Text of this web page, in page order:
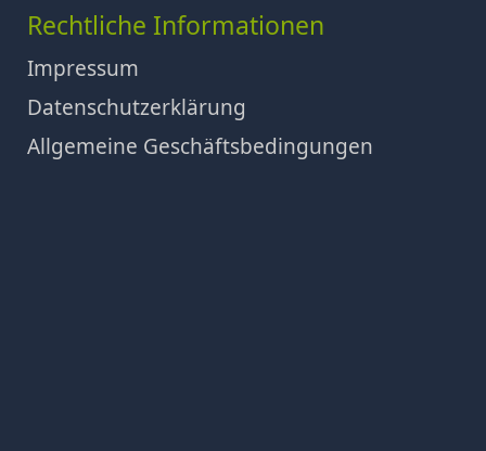
Rechtliche Informationen
Impressum
Datenschutzerklärung
Allgemeine Geschäftsbedingungen